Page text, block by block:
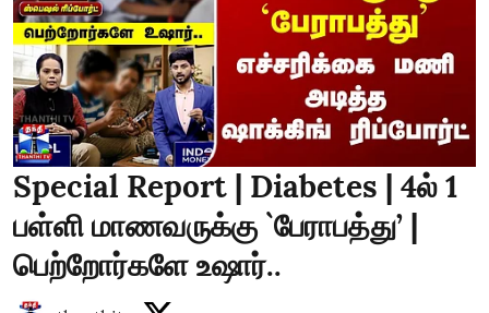
Special Report | Diabetes | 4ல் 1
பள்ளி மாணவருக்கு `பேராபத்து’ |
பெற்றோர்களே உஷார்..